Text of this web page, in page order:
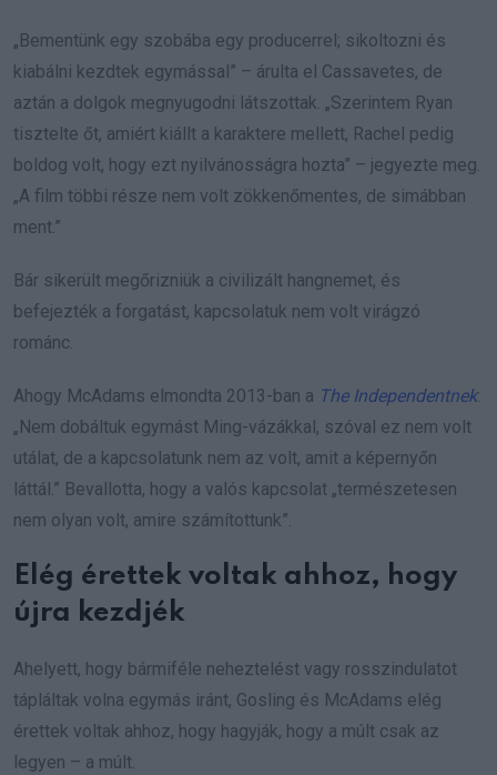
„Bementünk egy szobába egy producerrel; sikoltozni és
kiabálni kezdtek egymással” – árulta el Cassavetes, de
aztán a dolgok megnyugodni látszottak. „Szerintem Ryan
tisztelte őt, amiért kiállt a karaktere mellett, Rachel pedig
boldog volt, hogy ezt nyilvánosságra hozta” – jegyezte meg.
„A film többi része nem volt zökkenőmentes, de simábban
ment.”
Bár sikerült megőrizniük a civilizált hangnemet, és
befejezték a forgatást, kapcsolatuk nem volt virágzó
románc.
Ahogy McAdams elmondta 2013-ban a The Independentnek:
„Nem dobáltuk egymást Ming-vázákkal, szóval ez nem volt
utálat, de a kapcsolatunk nem az volt, amit a képernyőn
láttál.” Bevallotta, hogy a valós kapcsolat „természetesen
nem olyan volt, amire számítottunk”.
Elég érettek voltak ahhoz, hogy
újra kezdjék
Ahelyett, hogy bármiféle neheztelést vagy rosszindulatot
tápláltak volna egymás iránt, Gosling és McAdams elég
érettek voltak ahhoz, hogy hagyják, hogy a múlt csak az
legyen – a múlt.